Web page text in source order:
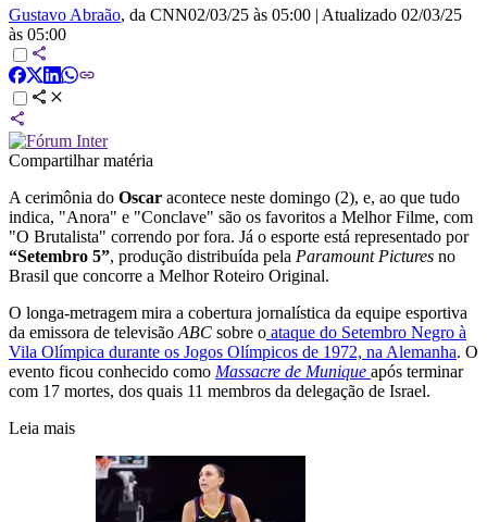
Gustavo Abraão, da CNN02/03/25 às 05:00 | Atualizado 02/03/25
às 05:00
Compartilhar matéria
A cerimônia do Oscar acontece neste domingo (2), e, ao que tudo
indica, "Anora" e "Conclave" são os favoritos a Melhor Filme, com
"O Brutalista" correndo por fora. Já o esporte está representado por
“Setembro 5”, produção distribuída pela Paramount Pictures no
Brasil que concorre a Melhor Roteiro Original.
O longa-metragem mira a cobertura jornalística da equipe esportiva
da emissora de televisão ABC sobre o ataque do Setembro Negro à
Vila Olímpica durante os Jogos Olímpicos de 1972, na Alemanha. O
evento ficou conhecido como Massacre de Munique após terminar
com 17 mortes, dos quais 11 membros da delegação de Israel.
Leia mais